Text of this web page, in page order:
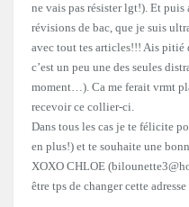
ne vais pas résister lgt!). Et
révisions de bac, que je suis
avec tout tes articles!!! Ais pitié
c’est un peu une des seules
moment…). Ca me ferait vrmt
recevoir ce collier-ci.
Dans tous les cas je te félicite
en plus!) et te souhaite une
XOXO CHLOE
être tps de changer cette